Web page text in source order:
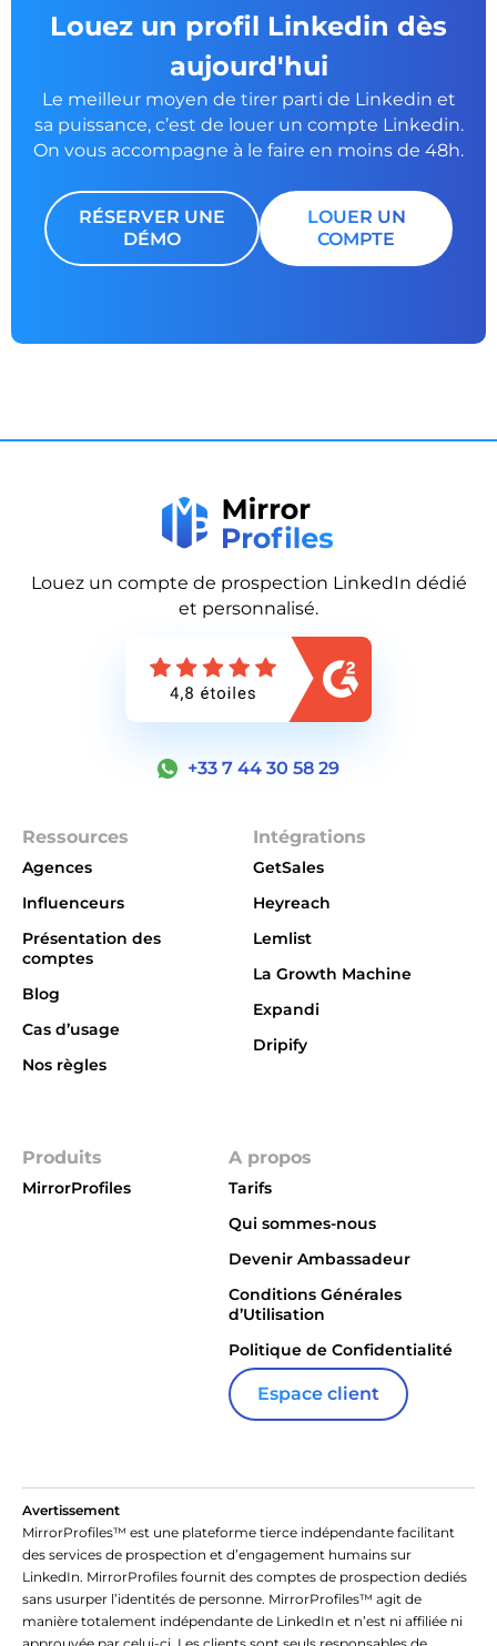
Louez un profil Linkedin dès
aujourd'hui
Le meilleur moyen de tirer parti de Linkedin et
sa puissance, c’est de louer un compte Linkedin.
On vous accompagne à le faire en moins de 48h.
RÉSERVER UNE
DÉMO
LOUER UN
COMPTE
Louez un compte de prospection LinkedIn dédié
et personnalisé.
+33 7 44 30 58 29
Ressources
Agences
Influenceurs
Présentation des
comptes
Blog
Cas d’usage
Nos règles
Intégrations
GetSales
Heyreach
Lemlist
La Growth Machine
Expandi
Dripify
Produits
MirrorProfiles
A propos
Tarifs
Qui sommes-nous
Devenir Ambassadeur
Conditions Générales
d’Utilisation
Politique de Confidentialité
Espace client
Avertissement
MirrorProfiles™ est une plateforme tierce indépendante facilitant
des services de prospection et d’engagement humains sur
LinkedIn. MirrorProfiles fournit des comptes de prospection dediés
sans usurper l’identités de personne. MirrorProfiles™ agit de
manière totalement indépendante de LinkedIn et n’est ni affiliée ni